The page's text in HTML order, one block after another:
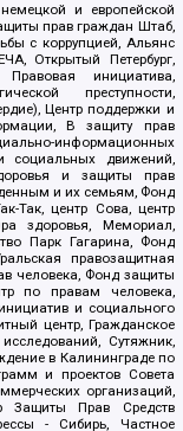
и европейской
прав граждан Штаб,
с коррупцией, Альянс
Открытый Петербург,
инициатива,
преступности,
Центр поддержки и
В защиту прав
информационных
социальных движений,
и защиты прав
и их семьям, Фонд
Так, центр Сова, центр
здоровья, Мемориал,
Парк Гагарина, Фонд
правозащитная
человека, Фонд защиты
по правам человека,
и социального
центр, Гражданское
Сутяжник,
в Калининграде по
и проектов Совета
организаций,
Защиты Прав Средств
- Сибирь, Частное